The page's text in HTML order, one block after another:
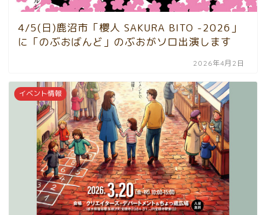
4/5(日)鹿沼市「櫻人 SAKURA BITO -2026」
に「のぶおばんど」のぶおがソロ出演します
2026年4月2日
イベント情報